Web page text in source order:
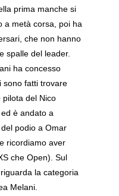
prima manche si
a metà corsa, poi ha
che non hanno
spalle del leader.
ha concesso
sono fatti trovare
pilota del Nico
è andato a
podio a Omar
ricordiamo aver
che Open). Sul
la categoria
Melani.